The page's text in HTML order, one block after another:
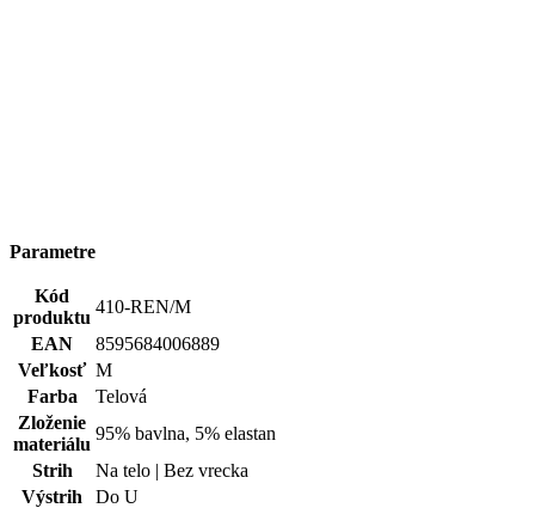
Parametre
Kód
produktu
410-REN/M
EAN
8595684006889
Veľkosť M
Farba
Telová
Zloženie
materiálu
95% bavlna, 5% elastan
Strih
Na telo | Bez vrecka
Výstrih
Do U